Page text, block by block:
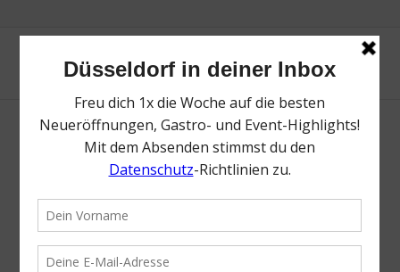
Neue Suche
Suchergebnis nicht zufriedenstellend? Versuche es mal mit
einem Wortteil oder einer anderen Schreibweise.